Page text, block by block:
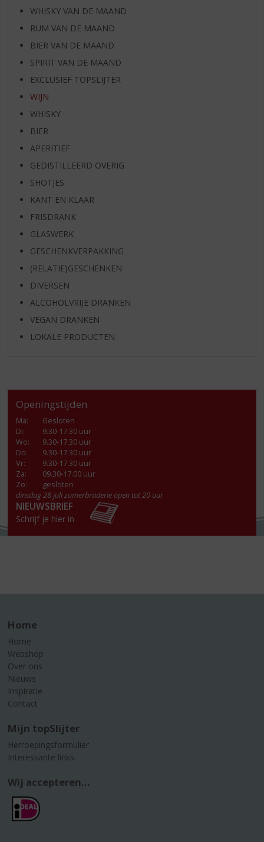
WHISKY VAN DE MAAND
RUM VAN DE MAAND
BIER VAN DE MAAND
SPIRIT VAN DE MAAND
EXCLUSIEF TOPSLIJTER
WIJN
WHISKY
BIER
APERITIEF
GEDISTILLEERD OVERIG
SHOTJES
KANT EN KLAAR
FRISDRANK
GLASWERK
GESCHENKVERPAKKING
(RELATIE)GESCHENKEN
DIVERSEN
ALCOHOLVRIJE DRANKEN
VEGAN DRANKEN
LOKALE PRODUCTEN
Openingstijden
Ma:
Gesloten
Di:
9.30-17.30 uur
Wo:
9.30-17.30 uur
Do:
9.30-17.30 uur
Vr:
9.30-17.30 uur
Za:
09.30-17.00 uur
Zo:
gesloten
dinsdag 28 juli zomerbraderie open tot 20 uur
NIEUWSBRIEF
Schrijf je hier in
Home
Home
Webshop
Over ons
Nieuws
Inspiratie
Contact
Mijn topSlijter
Herroepingsformulier
Interessante links
Wij accepteren...